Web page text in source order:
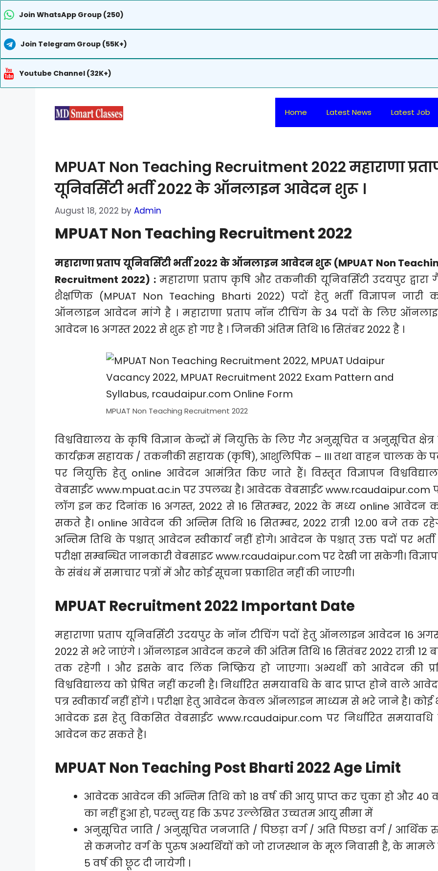
Join WhatsApp Group (250)
Join Telegram Group (55K+)
Youtube Channel (32K+)
Home Latest News Latest Job
MPUAT Non Teaching Recruitment 2022 महाराणा
यूनिवर्सिटी भर्ती 2022 के ऑनलाइन आवेदन शुरू ।
August 18, 2022 by Admin
MPUAT Non Teaching Recruitment 2022
महाराणा प्रताप यूनिवर्सिटी भर्ती 2022 के ऑनलाइन आवेदन शुरू (MPUAT Non
Recruitment 2022) :महाराणा प्रताप कृषि और तकनीकी यूनिवर्सिटी उदयपुर द्वारा
शैक्षणिक (MPUAT Non Teaching Bharti 2022) पदों हेतु भर्ती विज्ञापन जारी
ऑनलाइन आवेदन मांगे है । महाराणा प्रताप नॉन टीचिंग के 34 पदों के लिए
आवेदन 16 अगस्त 2022 से शुरू हो गए है । जिनकी अंतिम तिथि 16 सितंबर 2022 है ।
MPUAT Non Teaching Recruitment 2022
विश्वविद्यालय के कृषि विज्ञान केन्द्रों में नियुक्ति के लिए गैर अनुसूचित व अनुसूचित
कार्यक्रम सहायक / तकनीकी सहायक (कृषि), आशुलिपिक – III तथा वाहन चालक के
पर नियुक्ति हेतु online आवेदन आमंत्रित किए जाते हैं। विस्तृत विज्ञापन
वेबसाईट www.mpuat.ac.in पर उपलब्ध है। आवेदक वेबसाईट www.rcaudaipur.com
लॉग इन कर दिनांक 16 अगस्त, 2022 से 16 सितम्बर, 2022 के मध्य online आवेदन
सकते है। online आवेदन की अन्तिम तिथि 16 सितम्बर, 2022 रात्री 12.00 बजे तक
अन्तिम तिथि के पश्चात् आवेदन स्वीकार्य नहीं होगे। आवेदन के पश्चात् उक्त पदों पर
परीक्षा सम्बन्धित जानकारी वेबसाइट www.rcaudaipur.com पर देखी जा सकेगी।
के संबंध में समाचार पत्रों में और कोई सूचना प्रकाशित नहीं की जाएगी।
MPUAT Recruitment 2022 Important Date
महाराणा प्रताप यूनिवर्सिटी उदयपुर के नॉन टीचिंग पदों हेतु ऑनलाइन आवेदन 16
2022 से भरे जाएंगे । ऑनलाइन आवेदन करने की अंतिम तिथि 16 सितंबर 2022 रात्री 12
तक रहेगी । और इसके बाद लिंक निष्क्रिय हो जाएगा। अभ्यर्थी को आवेदन की
विश्वविद्यालय को प्रेषित नहीं करनी है। निर्धारित समयावधि के बाद प्राप्त होने वाले
पत्र स्वीकार्य नहीं होंगे । परीक्षा हेतु आवेदन केवल ऑनलाइन माध्यम से भरे जाने है। कोई
आवेदक इस हेतु विकसित वेबसाईट www.rcaudaipur.com पर निर्धारित
आवेदन कर सकते है।
MPUAT Non Teaching Post Bharti 2022 Age Limit
आवेदक आवेदन की अन्तिम तिथि को 18 वर्ष की आयु प्राप्त कर चुका हो और 40
का नहीं हुआ हो, परन्तु यह कि ऊपर उल्लेखित उच्चतम आयु सीमा में
अनुसूचित जाति / अनुसूचित जनजाति / पिछड़ा वर्ग / अति पिछडा वर्ग / आर्थिक
से कमजोर वर्ग के पुरुष अभ्यर्थियों को जो राजस्थान के मूल निवासी है, के
5 वर्ष की छूट दी जायेगी ।